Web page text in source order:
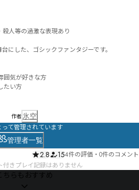
人等の過激な表現あり
にした、ゴシックファンタジーです。
囲気が好きな方
たい方
作者 氷空
て管理されています
管理者一覧
2.8 154件の評価 ・ 0件のコメント
付きプレイ記録はありません
ちらもおすすめ